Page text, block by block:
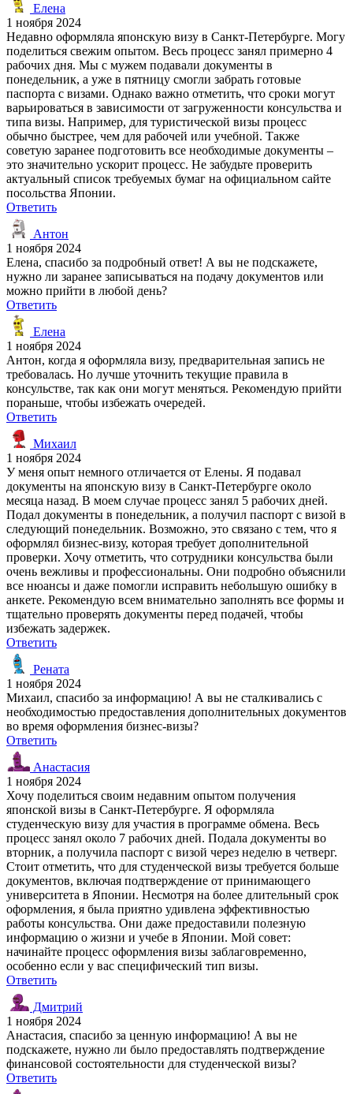
Елена
1 ноября 2024
Недавно оформляла японскую визу в Санкт-Петербурге. Могу
поделиться свежим опытом. Весь процесс занял примерно 4
рабочих дня. Мы с мужем подавали документы в
понедельник, а уже в пятницу смогли забрать готовые
паспорта с визами. Однако важно отметить, что сроки могут
варьироваться в зависимости от загруженности консульства и
типа визы. Например, для туристической визы процесс
обычно быстрее, чем для рабочей или учебной. Также
советую заранее подготовить все необходимые документы –
это значительно ускорит процесс. Не забудьте проверить
актуальный список требуемых бумаг на официальном сайте
посольства Японии.
Ответить
Антон
1 ноября 2024
Елена, спасибо за подробный ответ! А вы не подскажете,
нужно ли заранее записываться на подачу документов или
можно прийти в любой день?
Ответить
Елена
1 ноября 2024
Антон, когда я оформляла визу, предварительная запись не
требовалась. Но лучше уточнить текущие правила в
консульстве, так как они могут меняться. Рекомендую прийти
пораньше, чтобы избежать очередей.
Ответить
Михаил
1 ноября 2024
У меня опыт немного отличается от Елены. Я подавал
документы на японскую визу в Санкт-Петербурге около
месяца назад. В моем случае процесс занял 5 рабочих дней.
Подал документы в понедельник, а получил паспорт с визой в
следующий понедельник. Возможно, это связано с тем, что я
оформлял бизнес-визу, которая требует дополнительной
проверки. Хочу отметить, что сотрудники консульства были
очень вежливы и профессиональны. Они подробно объяснили
все нюансы и даже помогли исправить небольшую ошибку в
анкете. Рекомендую всем внимательно заполнять все формы и
тщательно проверять документы перед подачей, чтобы
избежать задержек.
Ответить
Рената
1 ноября 2024
Михаил, спасибо за информацию! А вы не сталкивались с
необходимостью предоставления дополнительных документов
во время оформления бизнес-визы?
Ответить
Анастасия
1 ноября 2024
Хочу поделиться своим недавним опытом получения
японской визы в Санкт-Петербурге. Я оформляла
студенческую визу для участия в программе обмена. Весь
процесс занял около 7 рабочих дней. Подала документы во
вторник, а получила паспорт с визой через неделю в четверг.
Стоит отметить, что для студенческой визы требуется больше
документов, включая подтверждение от принимающего
университета в Японии. Несмотря на более длительный срок
оформления, я была приятно удивлена эффективностью
работы консульства. Они даже предоставили полезную
информацию о жизни и учебе в Японии. Мой совет:
начинайте процесс оформления визы заблаговременно,
особенно если у вас специфический тип визы.
Ответить
Дмитрий
1 ноября 2024
Анастасия, спасибо за ценную информацию! А вы не
подскажете, нужно ли было предоставлять подтверждение
финансовой состоятельности для студенческой визы?
Ответить